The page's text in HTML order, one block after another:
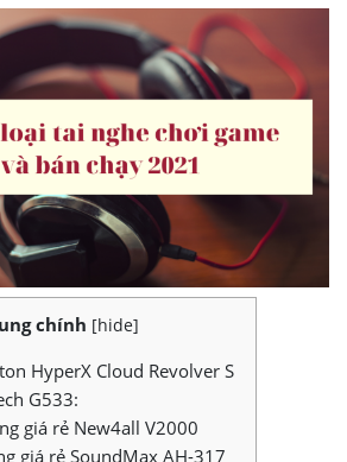
chính [hide]
HyperX Cloud Revolver S
G533:
giá rẻ New4all V2000
giá rẻ SoundMax AH-317